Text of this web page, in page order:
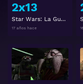
2x13
Star Wars: La Guerra de los Clones 2x13
17 años hace